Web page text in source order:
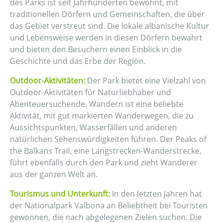
des Parks ist seit Jahrhunderten bewohnt, mit
traditionellen Dörfern und Gemeinschaften, die über
das Gebiet verstreut sind. Die lokale albanische Kultur
und Lebensweise werden in diesen Dörfern bewahrt
und bieten den Besuchern einen Einblick in die
Geschichte und das Erbe der Region.
Outdoor-Aktivitäten: Der Park bietet eine Vielzahl von
Outdoor-Aktivitäten für Naturliebhaber und
Abenteuersuchende. Wandern ist eine beliebte
Aktivität, mit gut markierten Wanderwegen, die zu
Aussichtspunkten, Wasserfällen und anderen
natürlichen Sehenswürdigkeiten führen. Der Peaks of
the Balkans Trail, eine Langstrecken-Wanderstrecke,
führt ebenfalls durch den Park und zieht Wanderer
aus der ganzen Welt an.
Tourismus und Unterkunft: In den letzten Jahren hat
der Nationalpark Valbona an Beliebtheit bei Touristen
gewonnen, die nach abgelegenen Zielen suchen. Die